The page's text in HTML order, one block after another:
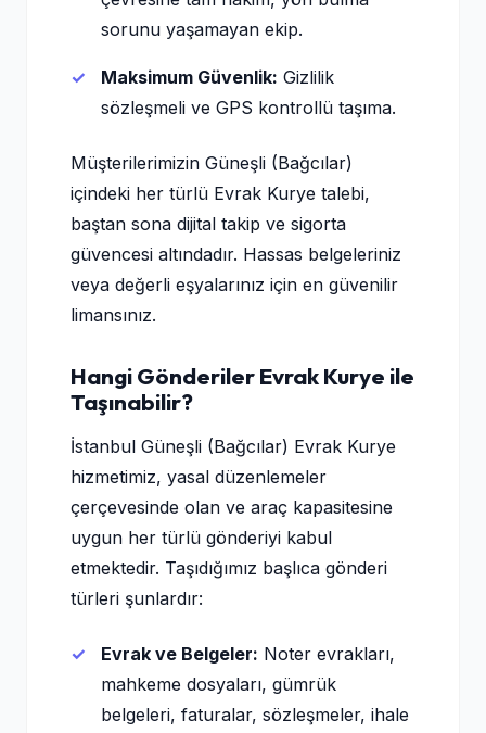
sorunu yaşamayan ekip.
Maksimum Güvenlik: Gizlilik
sözleşmeli ve GPS kontrollü taşıma.
Müşterilerimizin Güneşli (Bağcılar)
içindeki her türlü Evrak Kurye talebi,
baştan sona dijital takip ve sigorta
güvencesi altındadır. Hassas belgeleriniz
veya değerli eşyalarınız için en güvenilir
limansınız.
Hangi Gönderiler Evrak Kurye ile
Taşınabilir?
İstanbul Güneşli (Bağcılar) Evrak Kurye
hizmetimiz, yasal düzenlemeler
çerçevesinde olan ve araç kapasitesine
uygun her türlü gönderiyi kabul
etmektedir. Taşıdığımız başlıca gönderi
türleri şunlardır:
Evrak ve Belgeler: Noter evrakları,
mahkeme dosyaları, gümrük
belgeleri, faturalar, sözleşmeler, ihale